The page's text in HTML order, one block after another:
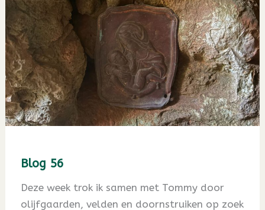
Blog 56
Deze week trok ik samen met Tommy door
olijfgaarden, velden en doornstruiken op zoek